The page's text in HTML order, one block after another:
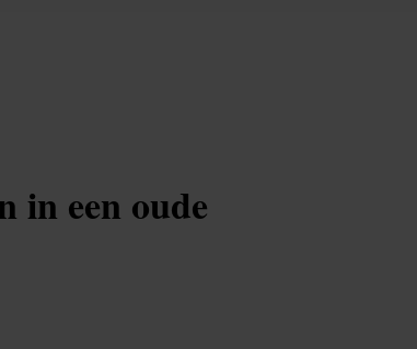
in een oude